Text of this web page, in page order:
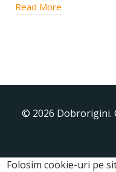
Read More
© 2026 Dobrorigini.
Folosim cookie-uri pe